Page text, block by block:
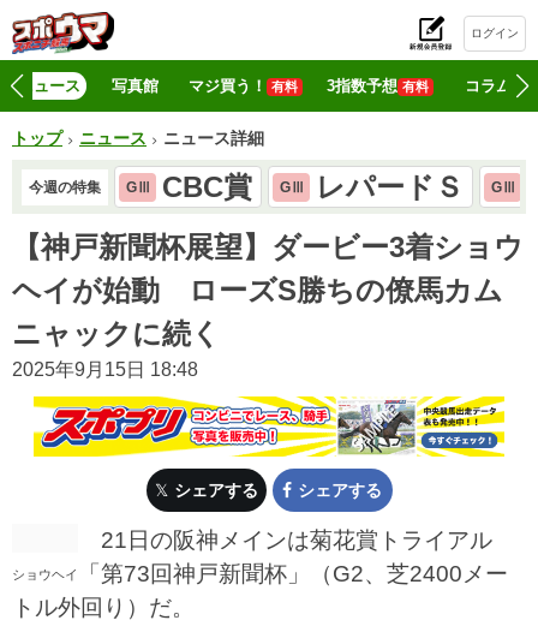
ログイン
ニュース 写真館 マジ買う！ 有料 3指数予想 有料 コラム
トップ ニュース ニュース詳細
今週の特集 GⅢ CBC賞 GⅢ レパードＳ GⅢ
【神戸新聞杯展望】ダービー3着ショウ
ヘイが始動 ローズS勝ちの僚馬カム
ニャックに続く
2025年9月15日 18:48
シェアする シェアする
ショウヘイ
21日の阪神メインは菊花賞トライアル
「第73回神戸新聞杯」（G2、芝2400メー
トル外回り）だ。